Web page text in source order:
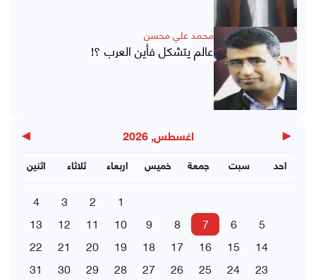
محمد علي محسن
عالم يتشكل فأين العرب ؟!
◀ اغسطس, 2026 ▶
اثنين ثلاثاء اربعاء خميس جمعة سبت احد
1
2
3
4
5
6
7
8
9
10
11
12
13
14
15
16
17
18
19
20
21
22
23
24
25
26
27
28
29
30
31